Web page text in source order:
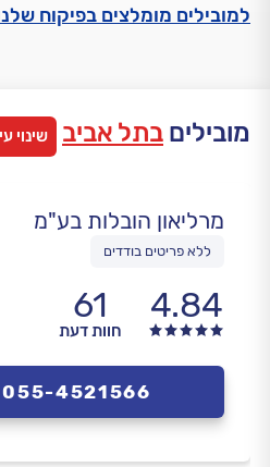
למובילים מומלצים בפיקוח
מובילים בתל אביב שינוי
מרליאון הובלות בע"מ
ללא פריטים בודדים
4.84
61
חוות דעת
055-4521566